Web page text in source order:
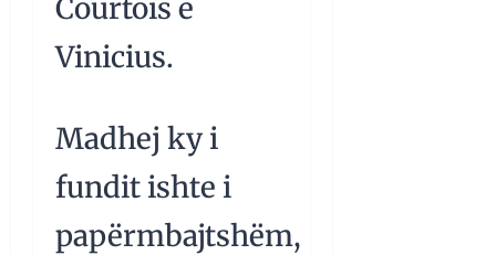
Courtois e
Vinicius.
Madhej ky i
fundit ishte i
papërmbajtshëm,